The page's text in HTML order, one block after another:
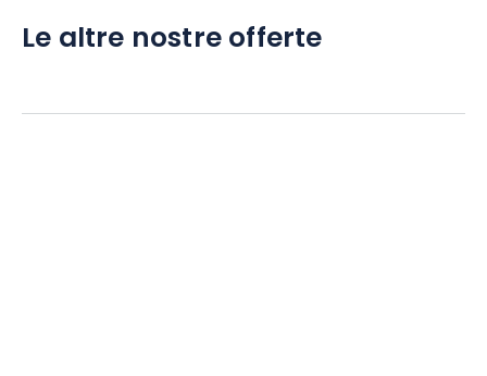
Le altre nostre offerte